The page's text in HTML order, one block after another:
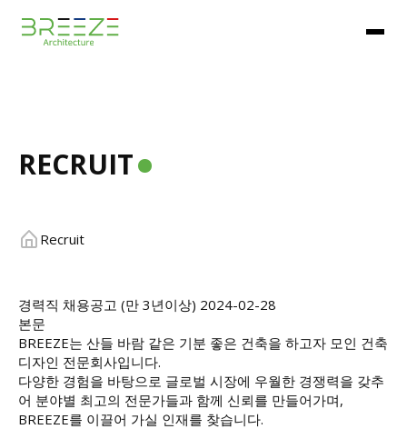
RECRUIT
Recruit
경력직 채용공고 (만 3년이상) 2024-02-28
본문
BREEZE는 산들 바람 같은 기분 좋은 건축을 하고자 모인 건축
디자인 전문회사입니다.
다양한 경험을 바탕으로 글로벌 시장에 우월한 경쟁력을 갖추
어 분야별 최고의 전문가들과 함께 신뢰를 만들어가며,
BREEZE를 이끌어 가실 인재를 찾습니다.